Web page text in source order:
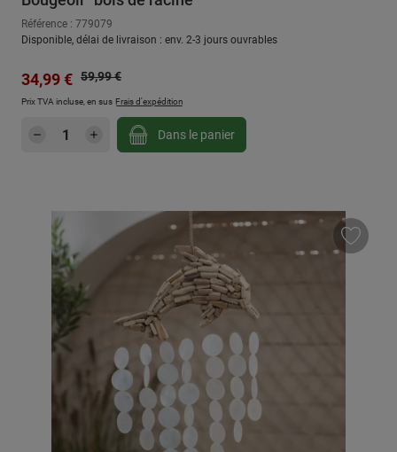
Référence : 779079
Disponible, délai de livraison : env. 2-3 jours ouvrables
Prix de vente :
34,99 € Prix régulier :
59,99 €
Prix TVA incluse, en sus Frais d'expédition
Quantité de produit : Entrez la quantité
Dans le panier